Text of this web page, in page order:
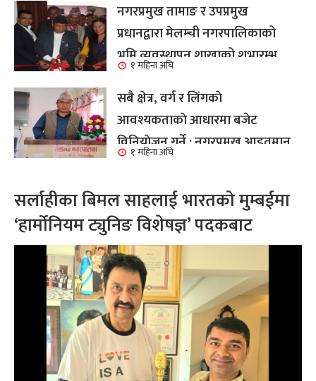
नगरप्रमुख तामाङ र उपप्रमुख
प्रधानद्वारा मेलम्ची नगरपालिकाको
भूमि व्यवस्थापन शाखाको शुभारम्भ
कार्य सम्पन्न
१ महिना अघि
सबै क्षेत्र, वर्ग र लिंगकाे
आवश्यकताकाे आधारमा बजेट
विनियाेजन गर्ने : नगरप्रमुख आइतमान
तामाङ
१ महिना अघि
सर्लाहीका बिमल साहलाई भारतको मुम्बईमा
‘हार्मोनियम ट्युनिङ विशेषज्ञ’ पदकबाट
सम्मानित